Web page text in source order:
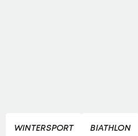
WINTERSPORT BIATHLON